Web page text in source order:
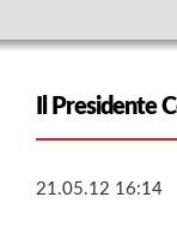
Il Presidente
21.05.12 16:14